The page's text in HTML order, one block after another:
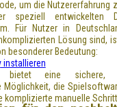
um die Nutzererfahrung
speziell entwickelten
Für Nutzer in
Lösung sind,
besonderer Bedeutung:
installieren
bietet eine sichere,
Möglichkeit, die
komplizierte manuelle